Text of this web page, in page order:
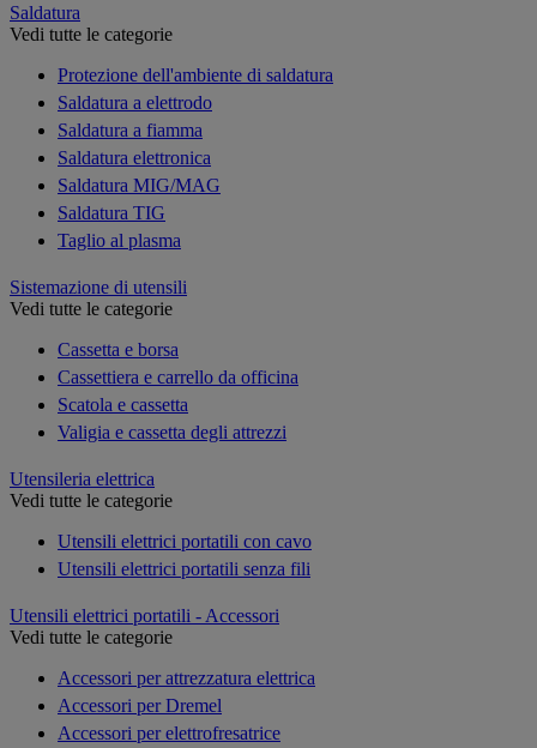
Saldatura
Vedi tutte le categorie
Protezione dell'ambiente di saldatura
Saldatura a elettrodo
Saldatura a fiamma
Saldatura elettronica
Saldatura MIG/MAG
Saldatura TIG
Taglio al plasma
Sistemazione di utensili
Vedi tutte le categorie
Cassetta e borsa
Cassettiera e carrello da officina
Scatola e cassetta
Valigia e cassetta degli attrezzi
Utensileria elettrica
Vedi tutte le categorie
Utensili elettrici portatili con cavo
Utensili elettrici portatili senza fili
Utensili elettrici portatili - Accessori
Vedi tutte le categorie
Accessori per attrezzatura elettrica
Accessori per Dremel
Accessori per elettrofresatrice